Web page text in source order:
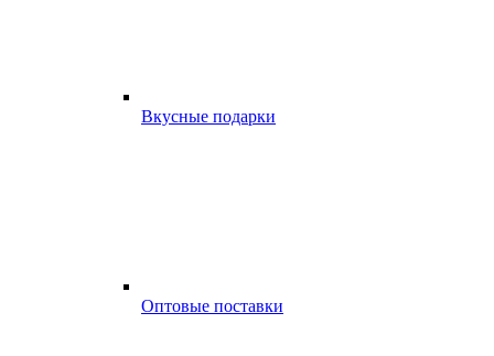
Вкусные подарки
Оптовые поставки